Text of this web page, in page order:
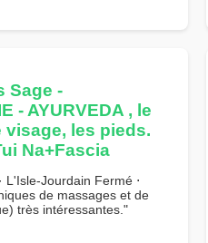
Sage -
- AYURVEDA , le
visage, les pieds.
Na+Fascia
L'Isle-Jourdain Fermé ⋅
de massages et de
très intéressantes."